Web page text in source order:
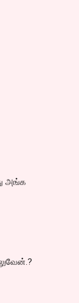
அங்க